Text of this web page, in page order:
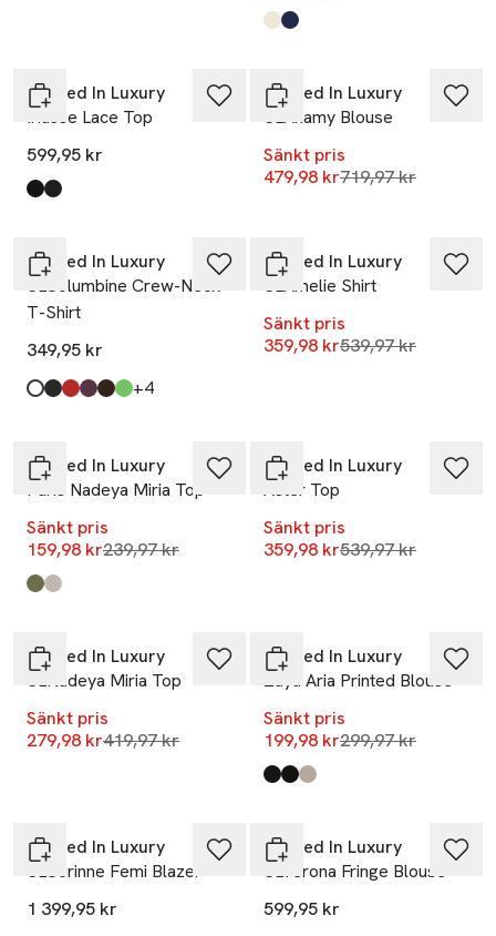
Produkten finns i färgerna:
Whisper White
Patriot Blue
Soaked In Luxury
Iriasse Lace Top
599,95 kr
Produkten finns i färgerna:
Morel
Black
Soaked In Luxury
SLAnamy Blouse
Sänkt pris
479,98 krLägsta pris 30
719,97 kr
Soaked In Luxury
SLColumbine Crew-Neck
T-Shirt
349,95 kr
Produkten finns i färgerna:
Broken White,
Black,
Salsa,
Winetasting,
Mole',
Vibrant Green,
+4till
Soaked In Luxury
SLAmelie Shirt
Sänkt pris
359,98 krLägsta pris 30
539,97 kr
Soaked In Luxury
Paris Nadeya Miria Top
Sänkt pris
159,98 krLägsta pris 30 dagar
239,97 kr
Produkten finns i färgerna:
Oil Green
Multicolor Splash
Soaked In Luxury
Aster Top
Sänkt pris
359,98 krLägsta pris 30
539,97 kr
Soaked In Luxury
SLNadeya Miria Top
Sänkt pris
279,98 krLägsta pris 30 dagar
419,97 kr
Soaked In Luxury
Zaya Aria Printed Blouse
Sänkt pris
199,98 krLägsta pris 30
299,97 kr
Produkten finns i färgerna:
Black Monogram With
Black With Oatmeal Dot
Total Eclipse Stripe
Soaked In Luxury
SLCorinne Femi Blazer
1 399,95 kr
Soaked In Luxury
SLVerona Fringe Blouse
599,95 kr